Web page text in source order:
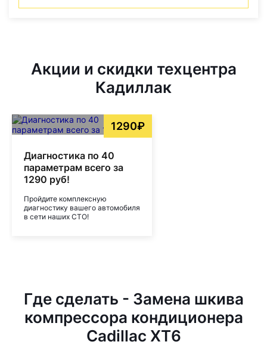
Акции и скидки техцентра
Кадиллак
1290₽
Диагностика по 40
параметрам всего за
1290 руб!
Пройдите комплексную
диагностику вашего автомобиля
в сети наших СТО!
Где сделать - Замена шкива
компрессора кондиционера
Cadillac XT6